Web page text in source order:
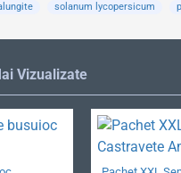
solanum lycopersicum
Vizualizate